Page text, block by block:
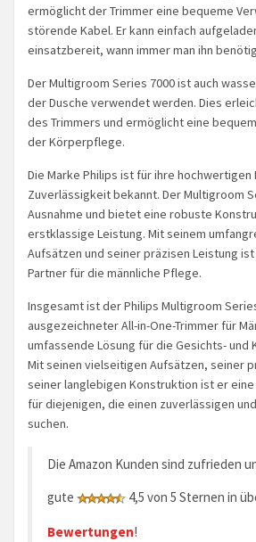
ermöglicht der Trimmer eine bequeme
störende Kabel. Er kann einfach
einsatzbereit, wann immer man ihn
Der Multigroom Series 7000 ist auch
der Dusche verwendet werden. Dies
des Trimmers und ermöglicht eine
der Körperpflege.
Die Marke Philips ist für ihre hochwertigen
Zuverlässigkeit bekannt. Der Multigroom
Ausnahme und bietet eine robuste
erstklassige Leistung. Mit seinem
Aufsätzen und seiner präzisen Leistung
Partner für die männliche Pflege.
Insgesamt ist der Philips Multigroom
ausgezeichneter All-in-One-Trimmer für
umfassende Lösung für die Gesichts-
Mit seinen vielseitigen Aufsätzen, seiner
seiner langlebigen Konstruktion ist er
für diejenigen, die einen zuverlässigen
suchen.
Die Amazon Kunden sind zufrieden
gute
4,5 von 5 Sternen in
Bewertungen!